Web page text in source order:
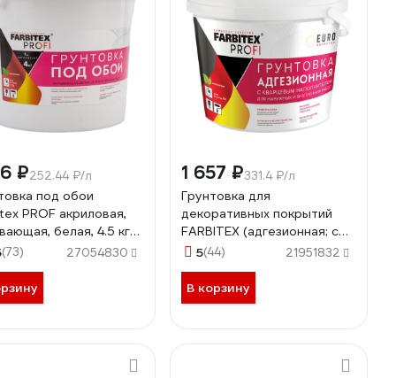
₽252.44 ₽/л
под обои
PROF акриловая,
белая, 4.5 кг
(73) 27054830
1 657 ₽331.4 ₽/л
Грунтовка для
декоративных покрытий
FARBITEX (адгезионная; с
кварцевым наполнителем)
5(44) 21951832
В корзину